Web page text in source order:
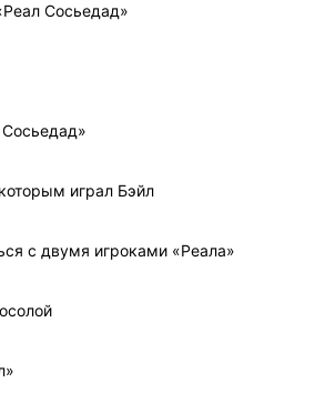
Сосьедад»
играл Бэйл
с двумя игроками «Реала»